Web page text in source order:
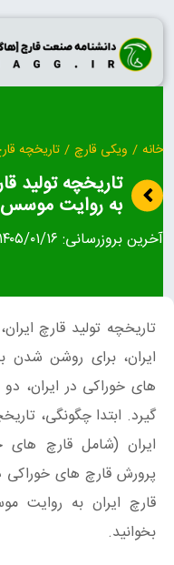
Skip
content
خانه / ویکی قارچ / تاریخچه
تاریخچه تولید
به روایت موسس
آخرین بروزرسانی: ۱۴۰۵/۰۱/۱۶
تاریخچه تولید قارچ
ایران، برای روشن شدن
های خوراکی در ایران،
گیرد. ابتدا چگونگی،
ایران (شامل قارچ
پرورش قارچ های خوراکی
قارچ ایران به روایت
بخوانید.